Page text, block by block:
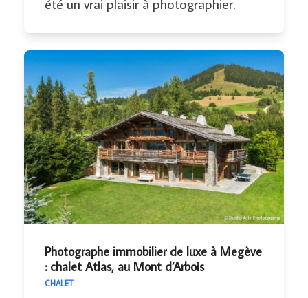
Photographe immobilier de luxe à Megève
: chalet Atlas, au Mont d’Arbois
CHALET